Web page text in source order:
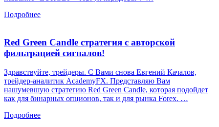
Подробнее
Red Green Candle cтратегия с авторской
фильтрацией сигналов!
Здравствуйте, трейдеры. С Вами снова Евгений Качалов,
трейдер-аналитик AcademyFX. Представляю Вам
нашумевшую стратегию Red Green Candle, которая подойдет
как для бинарных опционов, так и для рынка Forex. …
Подробнее